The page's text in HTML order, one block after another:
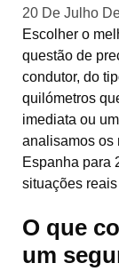
20 De Julho
Escolher o
questão de
condutor, do
quilómetros
imediata ou
analisamos os
Espanha para
situações
O que
um